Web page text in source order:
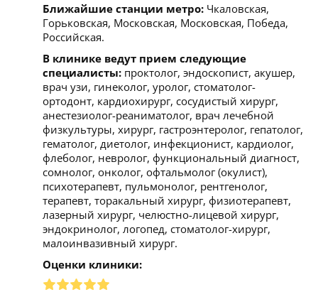
Ближайшие станции метро: Чкаловская,
Горьковская, Московская, Московская, Победа,
Российская.
В клинике ведут прием следующие
специалисты: проктолог, эндоскопист, акушер,
врач узи, гинеколог, уролог, стоматолог-
ортодонт, кардиохирург, сосудистый хирург,
анестезиолог-реаниматолог, врач лечебной
физкультуры, хирург, гастроэнтеролог, гепатолог,
гематолог, диетолог, инфекционист, кардиолог,
флеболог, невролог, функциональный диагност,
сомнолог, онколог, офтальмолог (окулист),
психотерапевт, пульмонолог, рентгенолог,
терапевт, торакальный хирург, физиотерапевт,
лазерный хирург, челюстно-лицевой хирург,
эндокринолог, логопед, стоматолог-хирург,
малоинвазивный хирург.
Оценки клиники: